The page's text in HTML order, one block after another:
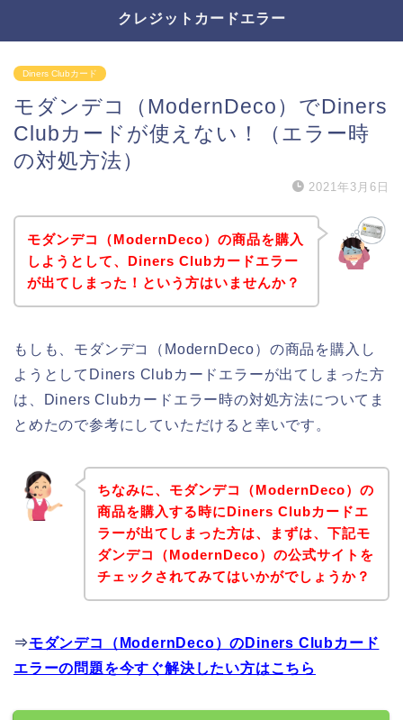
クレジットカードエラー
Diners Clubカード
モダンデコ（ModernDeco）でDiners
Clubカードが使えない！（エラー時
の対処方法）
2021年3月6日
モダンデコ（ModernDeco）の商品を購入
しようとして、Diners Clubカードエラー
が出てしまった！という方はいませんか？
もしも、モダンデコ（ModernDeco）の商品を購入し
ようとしてDiners Clubカードエラーが出てしまった方
は、Diners Clubカードエラー時の対処方法についてま
とめたので参考にしていただけると幸いです。
ちなみに、モダンデコ（ModernDeco）の
商品を購入する時にDiners Clubカードエ
ラーが出てしまった方は、まずは、下記モ
ダンデコ（ModernDeco）の公式サイトを
チェックされてみてはいかがでしょうか？
⇒モダンデコ（ModernDeco）のDiners Clubカード
エラーの問題を今すぐ解決したい方はこちら